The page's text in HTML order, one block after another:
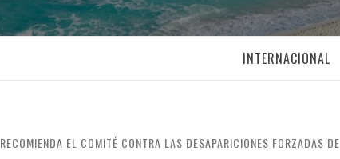
INTERNACIONAL
RECOMIENDA EL COMITÉ CONTRA LAS DESAPARICIONES FORZADAS